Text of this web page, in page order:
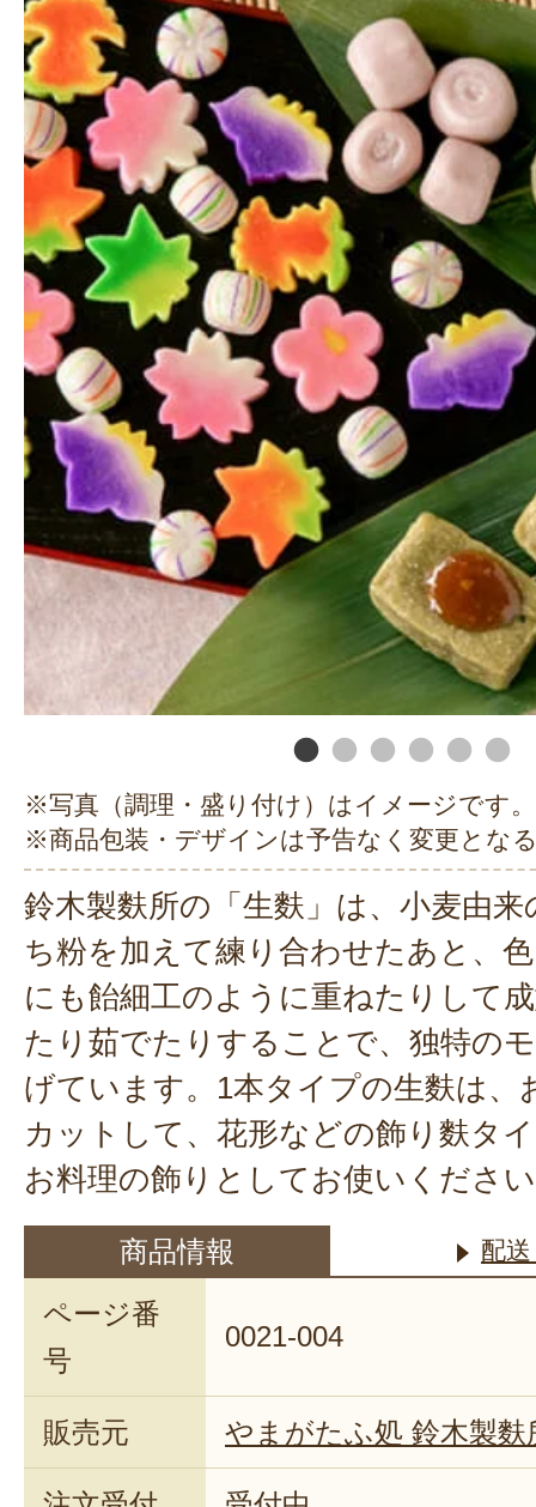
※写真（調理・盛り付け）はイメージです。
※商品包装・デザインは予告なく変更とな
鈴木製麩所の「生麩」は、小麦由
ち粉を加えて練り合わせたあと、
にも飴細工のように重ねたりして
たり茹でたりすることで、独特の
げています。1本タイプの生麩は、
カットして、花形などの飾り麩タ
お料理の飾りとしてお使いくださ
商品情報 配
ページ番
号
0021-004
販売元 やまがたふ処 鈴木製麩